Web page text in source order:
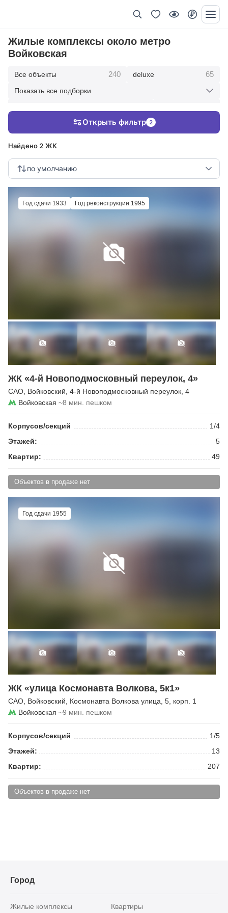
Жилые комплексы около метро
Войковская
Все объекты 240 deluxe 65
123 клубные дома
Показать все подборки
Найдено 2 ЖК
по умолчанию
Открыть фильтр 2
Год сдачи 1933 Год реконструкции 1995
ЖК «4-й Новоподмосковный переулок, 4»
САО Войковский 4-й Новоподмосковный переулок , 4
Войковская ~8 мин. пешком
Корпусов/секций
1/4
Этажей:
5
Квартир:
49
Объектов в продаже нет
Год сдачи 1955
ЖК «улица Космонавта Волкова, 5к1»
САО, Войковский, Космонавта Волкова улица, 5, корп. 1
Войковская ~9 мин. пешком
Корпусов/секций
1/5
Этажей:
13
Квартир:
207
Объектов в продаже нет
Город
Жилые комплексы
Квартиры